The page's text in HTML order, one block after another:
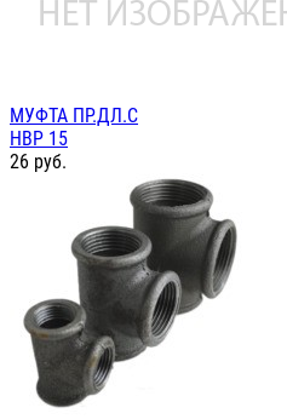
МУФТА ПР.ДЛ.С
НВР 15
26 руб.